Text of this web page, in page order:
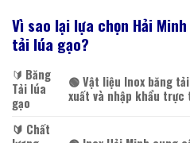
Vì sao lại lựa chọn Hải
tải lúa gạo?
🔰️ Băng
Tải lúa
gạo
🟢 Vật liệu Inox băng
xuất và nhập khẩu trực
🔰️ Chất